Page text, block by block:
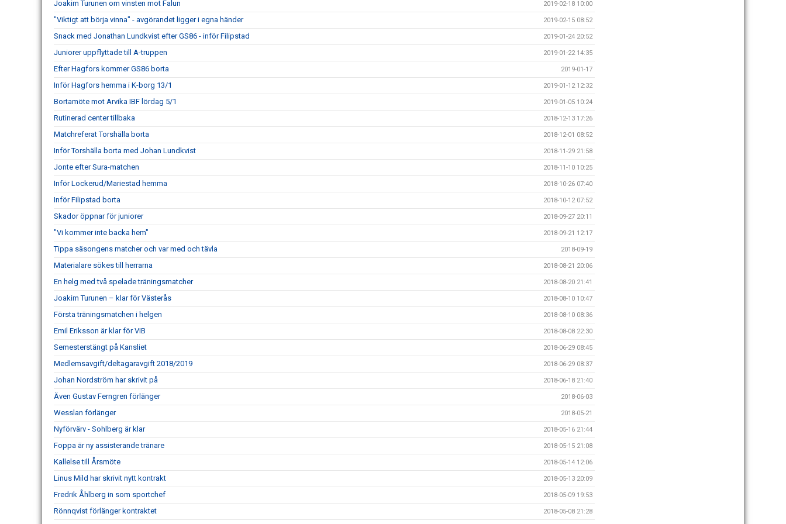
Joakim Turunen om vinsten mot Falun 2019-02-18 10:00
"Viktigt att börja vinna" - avgörandet ligger i egna händer 2019-02-15 08:52
Snack med Jonathan Lundkvist efter GS86 - inför Filipstad 2019-01-24 20:52
Juniorer uppflyttade till A-truppen 2019-01-22 14:35
Efter Hagfors kommer GS86 borta 2019-01-17
Inför Hagfors hemma i K-borg 13/1 2019-01-12 12:32
Bortamöte mot Arvika IBF lördag 5/1 2019-01-05 10:24
Rutinerad center tillbaka 2018-12-13 17:26
Matchreferat Torshälla borta 2018-12-01 08:52
Inför Torshälla borta med Johan Lundkvist 2018-11-29 21:58
Jonte efter Sura-matchen 2018-11-10 10:25
Inför Lockerud/Mariestad hemma 2018-10-26 07:40
Inför Filipstad borta 2018-10-12 07:52
Skador öppnar för juniorer 2018-09-27 20:11
"Vi kommer inte backa hem" 2018-09-21 12:17
Tippa säsongens matcher och var med och tävla 2018-09-19
Materialare sökes till herrarna 2018-08-21 20:06
En helg med två spelade träningsmatcher 2018-08-20 21:41
Joakim Turunen – klar för Västerås 2018-08-10 10:47
Första träningsmatchen i helgen 2018-08-10 08:36
Emil Eriksson är klar för VIB 2018-08-08 22:30
Semesterstängt på Kansliet 2018-06-29 08:45
Medlemsavgift/deltagaravgift 2018/2019 2018-06-29 08:37
Johan Nordström har skrivit på 2018-06-18 21:40
Även Gustav Ferngren förlänger 2018-06-03
Wesslan förlänger 2018-05-21
Nyförvärv - Sohlberg är klar 2018-05-16 21:44
Foppa är ny assisterande tränare 2018-05-15 21:08
Kallelse till Årsmöte 2018-05-14 12:06
Linus Mild har skrivit nytt kontrakt 2018-05-13 20:09
Fredrik Åhlberg in som sportchef 2018-05-09 19:53
Rönnqvist förlänger kontraktet 2018-05-08 21:28